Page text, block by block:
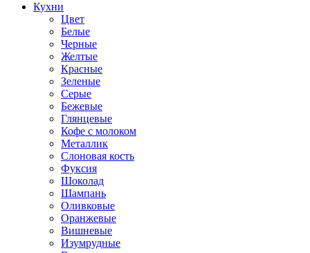
Кухни
Цвет
Белые
Черные
Желтые
Красные
Зеленые
Серые
Бежевые
Глянцевые
Кофе с молоком
Металлик
Слоновая кость
Фуксия
Шоколад
Шампань
Оливковые
Оранжевые
Вишневые
Изумрудные